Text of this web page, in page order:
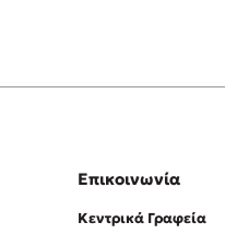
Επικοινωνία
Κεντρικά Γραφεία